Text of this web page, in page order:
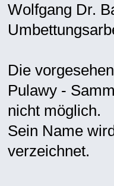
Wolfgang Dr.
Die
Pulawy -
nicht möglich.
Sein Name
verzeichnet.